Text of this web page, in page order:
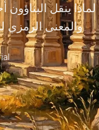
لماذا ينقل
والمعنى الرمزي